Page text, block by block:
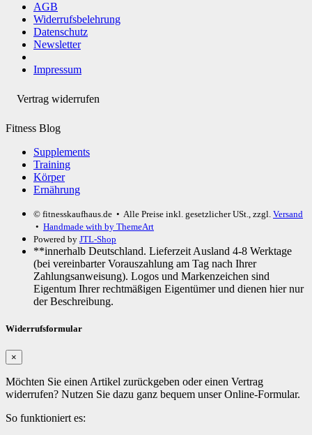
AGB
Widerrufsbelehrung
Datenschutz
Newsletter
Impressum
Vertrag widerrufen
Fitness Blog
Supplements
Training
Körper
Ernährung
© fitnesskaufhaus.de • Alle Preise inkl. gesetzlicher USt., zzgl. Versand
• Handmade with by ThemeArt
Powered by JTL-Shop
**innerhalb Deutschland. Lieferzeit Ausland 4-8 Werktage
(bei vereinbarter Vorauszahlung am Tag nach Ihrer
Zahlungsanweisung). Logos und Markenzeichen sind
Eigentum Ihrer rechtmäßigen Eigentümer und dienen hier nur
der Beschreibung.
Widerrufsformular
×
Möchten Sie einen Artikel zurückgeben oder einen Vertrag
widerrufen? Nutzen Sie dazu ganz bequem unser Online-Formular.
So funktioniert es: